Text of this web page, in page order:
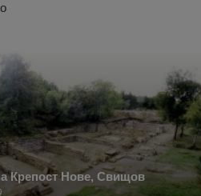
Крепост Нове, Свищов